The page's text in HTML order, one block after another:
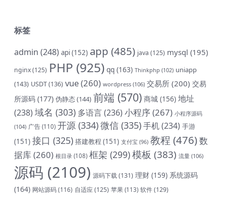
标签
admin (248) api(152) app (485) java (125) mysql (195)
nginx(125) PHP (925) qq (163) Thinkphp (102) uniapp
(143) USDT(136) vue(260) wordpress (106) 交易所 (200) 交易
所源码 (177) 伪静态(144) 前端 (570) 商城 (156) 地址
(238)域名 (303) 多语言(236) 小程序(267) 小程序源码
(104) 广告 (110) 开源 (334)微信 (335)手机(234) 手游
(151) 接口 (325) 搭建教程 (151) 支付宝 (96) 教程 (476)数
据库(260) 根目录 (108) 框架 (299)模板 (383) 流量 (106)
源码 (2109) 源码下载(131) 理财 (159) 系统源码
(164) 网站源码(116) 自适应(125) 苹果 (113) 软件(129)